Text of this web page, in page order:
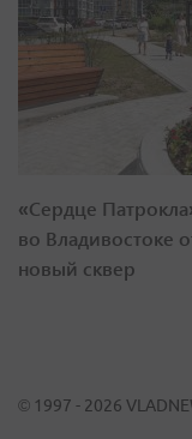
«Сердце
во Владивостоке
новый сквер
© 1997 - 2026